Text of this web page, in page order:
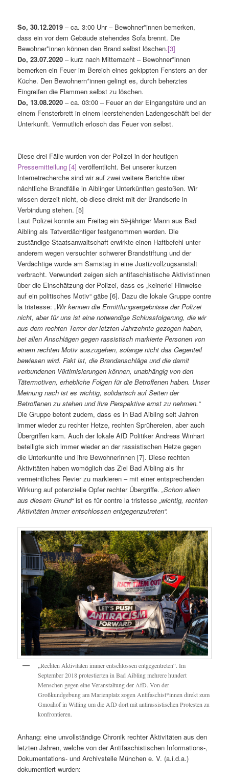
So, 30.12.2019– ca. 3:00 Uhr – Bewohner*innen bemerken,
dass ein vor dem Gebäude stehendes Sofa brennt. Die
Bewohner*innen können den Brand selbst löschen.[3]
Do, 23.07.2020 – kurz nach Mitternacht – Bewohner*innen
bemerken ein Feuer im Bereich eines gekippten Fensters an der
Küche. Den Bewohnern*innen gelingt es, durch beherztes
Eingreifen die Flammen selbst zu löschen.
Do, 13.08.2020 – ca. 03:00 – Feuer an der Eingangstüre und an
einem Fensterbrett in einem leerstehenden Ladengeschäft bei der
Unterkunft. Vermutlich erlosch das Feuer von selbst.
Diese drei Fälle wurden von der Polizei in der heutigen
Pressemitteilung [4] veröffentlicht. Bei unserer kurzen
Internetrecherche sind wir auf zwei weitere Berichte über
nächtliche Brandfälle in Aiblinger Unterkünften gestoßen. Wir
wissen derzeit nicht, ob diese direkt mit der Brandserie in
Verbindung stehen. [5]
Laut Polizei konnte am Freitag ein 59-jähriger Mann aus Bad
Aibling als Tatverdächtiger festgenommen werden. Die
zuständige Staatsanwaltschaft erwirkte einen Haftbefehl unter
anderem wegen versuchter schwerer Brandstiftung und der
Verdächtige wurde am Samstag in eine Justizvollzugsanstalt
verbracht. Verwundert zeigen sich antifaschistische Aktivistinnen
über die Einschätzung der Polizei, dass es „keinerlei Hinweise
auf ein politisches Motiv“ gäbe [6]. Dazu die lokale Gruppe contre
la tristesse: „Wir kennen die Ermittlungsergebnisse der Polizei
nicht, aber für uns ist eine notwendige Schlussfolgerung, die wir
aus dem rechten Terror der letzten Jahrzehnte gezogen haben,
bei allen Anschlägen gegen rassistisch markierte Personen von
einem rechten Motiv auszugehen, solange nicht das Gegenteil
bewiesen wird. Fakt ist, die Brandanschläge und die damit
verbundenen Viktimisierungen können, unabhängig von den
Tätermotiven, erhebliche Folgen für die Betroffenen haben. Unser
Meinung nach ist es wichtig, solidarisch auf Seiten der
Betroffenen zu stehen und ihre Perspektive ernst zu nehmen.“
Die Gruppe betont zudem, dass es in Bad Aibling seit Jahren
immer wieder zu rechter Hetze, rechten Sprühereien, aber auch
Übergriffen kam. Auch der lokale AfD Politiker Andreas Winhart
beteiligte sich immer wieder an der rassistischen Hetze gegen
die Unterkunfte und ihre Bewohnerinnen [7]. Diese rechten
Aktivitäten haben womöglich das Ziel Bad Aibling als ihr
vermeintliches Revier zu markieren – mit einer entsprechenden
Wirkung auf potenzielle Opfer rechter Übergriffe.„Schon allein
aus diesem Grund“ist es für contre la tristesse„wichtig, rechten
Aktivitäten immer entschlossen entgegenzutreten“.
„Rechten Aktivitäten immer entschlossen entgegentreten“. Im
September 2018 protestierten in Bad Aibling mehrere hundert
Menschen gegen eine Veranstaltung der AfD. Von der
Großkundgebung am Marienplatz zogen Antifaschist*innen direkt zum
Gmoahof in Willing um die AfD dort mit antirassistischen Protesten zu
konfrontieren.
Anhang: eine unvollständige Chronik rechter Aktivitäten aus den
letzten Jahren, welche von der Antifaschistischen Informations-,
Dokumentations- und Archivstelle München e. V. (a.i.d.a.)
dokumentiert wurden: